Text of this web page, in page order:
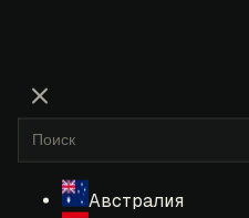
Австралия